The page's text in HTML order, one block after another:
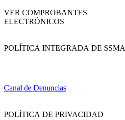
VER COMPROBANTES
ELECTRÓNICOS
POLÍTICA INTEGRADA DE SSMA
Canal de Denuncias
POLÍTICA DE PRIVACIDAD